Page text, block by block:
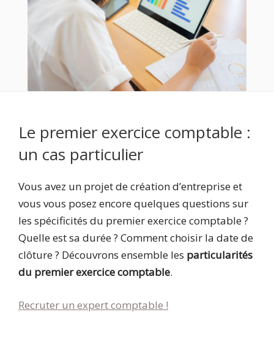
Le premier exercice comptable :
un cas particulier
Vous avez un projet de création d’entreprise et
vous vous posez encore quelques questions sur
les spécificités du premier exercice comptable ?
Quelle est sa durée ? Comment choisir la date de
clôture ? Découvrons ensemble les particularités
du premier exercice comptable.
Recruter un expert comptable !